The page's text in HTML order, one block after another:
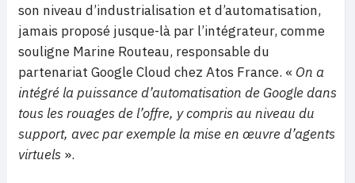
son niveau d’industrialisation et d’automatisation,
jamais proposé jusque-là par l’intégrateur, comme
souligne Marine Routeau, responsable du
partenariat Google Cloud chez Atos France. « On a
intégré la puissance d’automatisation de Google dans
tous les rouages de l’offre, y compris au niveau du
support, avec par exemple la mise en œuvre d’agents
virtuels ».